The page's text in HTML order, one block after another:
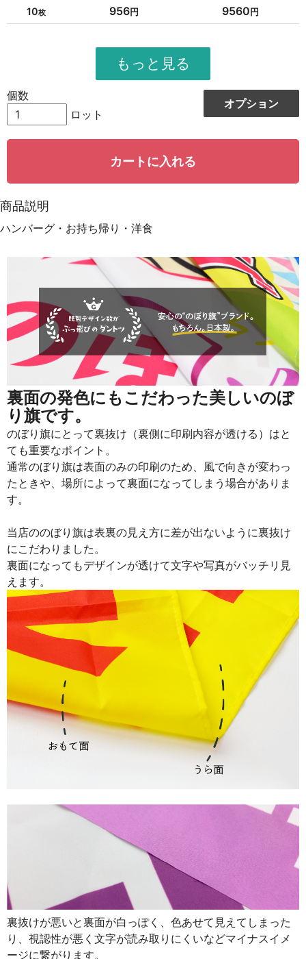
10 956 9560
951
12324
13216
15 942 14130
939
18
18460
921 19341
22 919 20218
917 21091
24 915
25 913 22825
26
27 909 24543
28 907 25396
29 905 26245
31
32 899 28768
33 897 29601
34 895
893
32040
32856
38 887 33706
885 34515
35320
876
38456
874 39330
46 873 40158
47 872
オプション
個数
ロット
カートに入れる
商品説明
ハンバーグ・お持ち帰り・洋食
裏面の発色にもこだわった美しいのぼ
り旗です。
のぼり旗にとって裏抜け（裏側に印刷内容が透ける）はと
ても重要なポイント。
通常のぼり旗は表面のみの印刷のため、風で向きが変わっ
たときや、場所によって裏面になってしまう場合がありま
す。
当店ののぼり旗は表裏の見え方に差が出ないように裏抜け
にこだわりました。
裏面になってもデザインが透けて文字や写真がバッチリ見
えます。
裏抜けが悪いと裏面が白っぽく、色あせて見えてしまった
り、視認性が悪く文字が読み取りにくいなどマイナスイメ
ージに繋がります。